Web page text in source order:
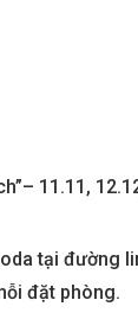
– 11.11,
tại đường
đặt phòng.